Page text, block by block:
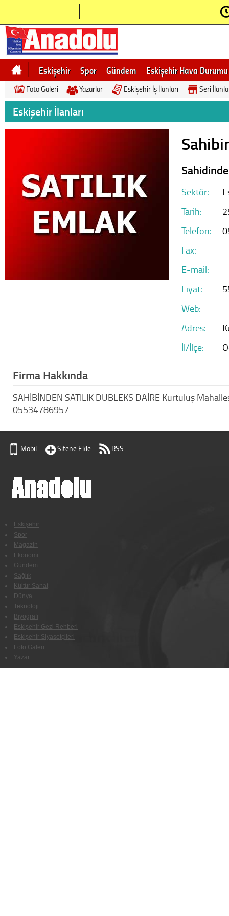
Eskişehir Spor Gündem
Eskişehir Hava Durumu
Bilecik
Ne demek Eskişehir Gezi Rehberi
Foto Galeri Yazarlar Eskişehir İş İlanları Seri
Eskişehir İlanları
Sektör:
Tarih:
Telefon:
Fax:
E-mail:
Fiyat:
Web:
Adres:
İl/İlçe:
Firma Hakkında
SAHİBİNDEN SATILIK DUBLEKS DAİRE Kurtuluş
05534786957
Mobil Sitene Ekle RSS
Eskişehir
Spor
Magazin
Ekonomi
Gündem
Sağlık
Kültür Sanat
Dünya
Teknoloji
Biyografi
Eskişehir Gezi Rehberi
Eskişehir Siyasetçileri
Foto Galeri
Yazar